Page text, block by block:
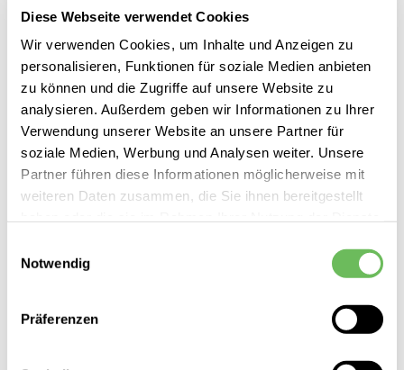
Diese Webseite verwendet Cookies
Wir verwenden Cookies, um Inhalte und Anzeigen zu
personalisieren, Funktionen für soziale Medien anbieten
zu können und die Zugriffe auf unsere Website zu
analysieren. Außerdem geben wir Informationen zu Ihrer
Verwendung unserer Website an unsere Partner für
soziale Medien, Werbung und Analysen weiter. Unsere
Partner führen diese Informationen möglicherweise mit
weiteren Daten zusammen, die Sie ihnen bereitgestellt
Notwendig
Präferenzen
Deuter
Unisex Fahrradrucksack Bike | 20 Liter
110,00 €